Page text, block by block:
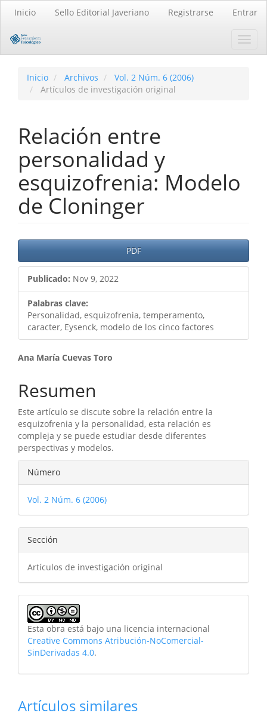
principal
principal
Barra
Inicio Sello Editorial Javeriano Registrarse Entrar
Inicio Archivos
Vol. 2 Núm. 6 (2006)
Artículos de investigación original
Relación entre
personalidad y
esquizofrenia: Modelo
de Cloninger
Barra
lateral
del
artículo
PDF
Publicado: Nov 9, 2022
Palabras clave:
Personalidad, esquizofrenia, temperamento,
caracter, Eysenck, modelo de los cinco factores
Contenido
principal
del
artículo
Ana María Cuevas Toro
Resumen
Este artículo se discute sobre la relación entre la
esquizofrenia y la personalidad, esta relación es
compleja y se puede estudiar desde diferentes
perspectivas y modelos.
Detalles
del
artículo
Número
Vol. 2 Núm. 6 (2006)
Sección
Artículos de investigación original
Esta obra está bajo una licencia internacional
Creative Commons Atribución-NoComercial-
SinDerivadas 4.0.
Artículos similares